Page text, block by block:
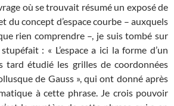
où se trouvait résumé un exposé de
du concept d’espace courbe – auxquels
rien comprendre –, je suis tombé sur
: « L’espace a ici la forme d’un
tard étudié les grilles de coordonnées
de Gauss », qui ont donné après
à cette phrase. Je crois pouvoir